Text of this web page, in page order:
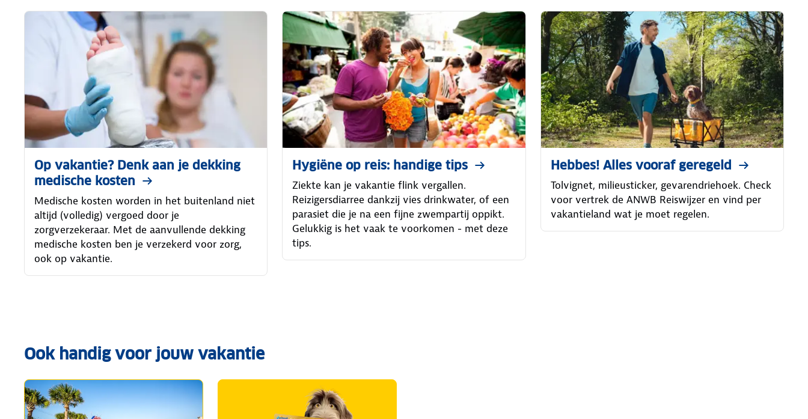
Op vakantie? Denk aan je dekking
medische kosten
Medische kosten worden in het buitenland niet
altijd (volledig) vergoed door je
zorgverzekeraar. Met de aanvullende dekking
medische kosten ben je verzekerd voor zorg,
ook op vakantie.
Hygiëne op reis: handige tips
Ziekte kan je vakantie flink vergallen.
Reizigersdiarree dankzij vies drinkwater, of een
parasiet die je na een fijne zwempartij oppikt.
Gelukkig is het vaak te voorkomen - met deze
tips.
Hebbes! Alles vooraf geregeld
Tolvignet, milieusticker, gevarendriehoek. Check
voor vertrek de ANWB Reiswijzer en vind per
vakantieland wat je moet regelen.
Ook handig voor jouw vakantie